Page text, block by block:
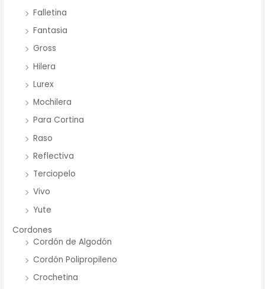
Falletina
Fantasia
Gross
Hilera
Lurex
Mochilera
Para Cortina
Raso
Reflectiva
Terciopelo
Vivo
Yute
Cordones
Cordón de Algodón
Cordón Polipropileno
Crochetina